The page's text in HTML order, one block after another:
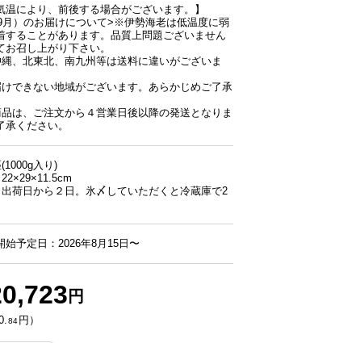
温により、前後する場合がございます。】
月）のお届けについて>※伊勢海老は低温度に弱
することがあります。品質上問題ございません
お召し上がり下さい。
、北東北、南九州等は送料に違いがございま
できない地域がございます。あらかじめご了承
は、ご注文から４営業日後以降の発送となりま
ください。
入り)
荷日から２日。氷〆していただくと冷蔵庫で2
始予定日：2026年8月15日〜
円
84 円）